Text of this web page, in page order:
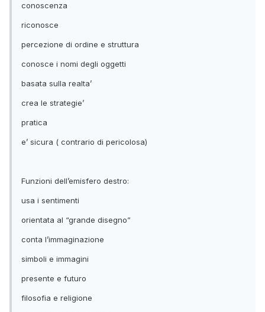
conoscenza
riconosce
percezione di ordine e struttura
conosce i nomi degli oggetti
basata sulla realta’
crea le strategie’
pratica
e’ sicura ( contrario di pericolosa)
Funzioni dell’emisfero destro:
usa i sentimenti
orientata al “grande disegno”
conta l’immaginazione
simboli e immagini
presente e futuro
filosofia e religione